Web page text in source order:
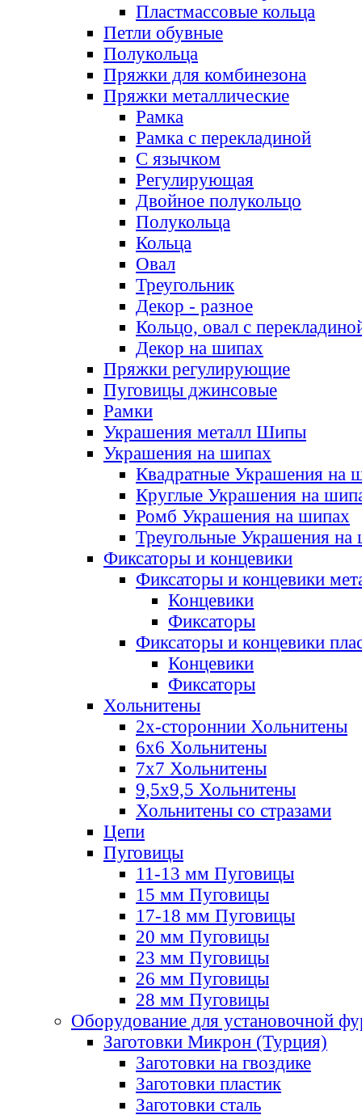
Пластмассовые кольца
Петли обувные
Полукольца
Пряжки для комбинезона
Пряжки металлические
Рамка
Рамка с перекладиной
С язычком
Регулирующая
Двойное полукольцо
Полукольца
Кольца
Овал
Треугольник
Декор - разное
Кольцо, овал с
Декор на шипах
Пряжки регулирующие
Пуговицы джинсовые
Рамки
Украшения металл Шипы
Украшения на шипах
Квадратные Украшения на
Круглые Украшения на
Ромб Украшения на шипах
Треугольные Украшения на
Фиксаторы и концевики
Фиксаторы и концевики
Концевики
Фиксаторы
Фиксаторы и концевики
Концевики
Фиксаторы
Хольнитены
2х-стороннии Хольнитены
6х6 Хольнитены
7х7 Хольнитены
9,5х9,5 Хольнитены
Хольнитены со стразами
Цепи
Пуговицы
11-13 мм Пуговицы
15 мм Пуговицы
17-18 мм Пуговицы
20 мм Пуговицы
23 мм Пуговицы
26 мм Пуговицы
28 мм Пуговицы
Оборудование для установочной
Заготовки Микрон (Турция)
Заготовки на гвоздике
Заготовки пластик
Заготовки сталь